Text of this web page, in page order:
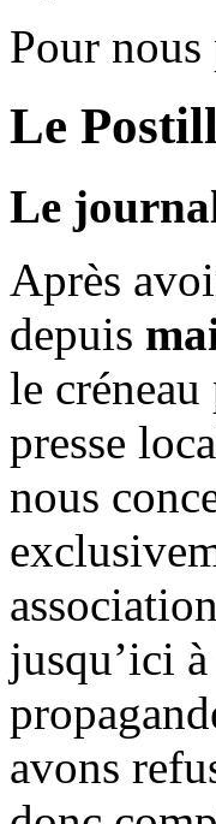
Pour
Le
Le
Après
depuis
le
presse
nous
jusqu’ici
avons